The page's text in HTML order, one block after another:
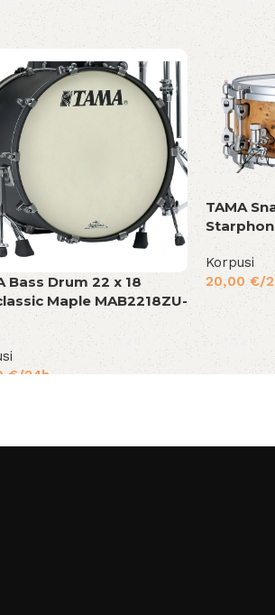
Bass Drum 22 x 18
Maple MAB2218ZU-
€/24h
TAMA
Korpusi
20,00€/